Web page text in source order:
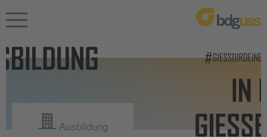
Ausbildung